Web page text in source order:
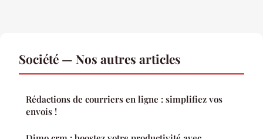
Société — Nos autres articles
Rédactions de courriers en ligne : simplifiez vos
envois !